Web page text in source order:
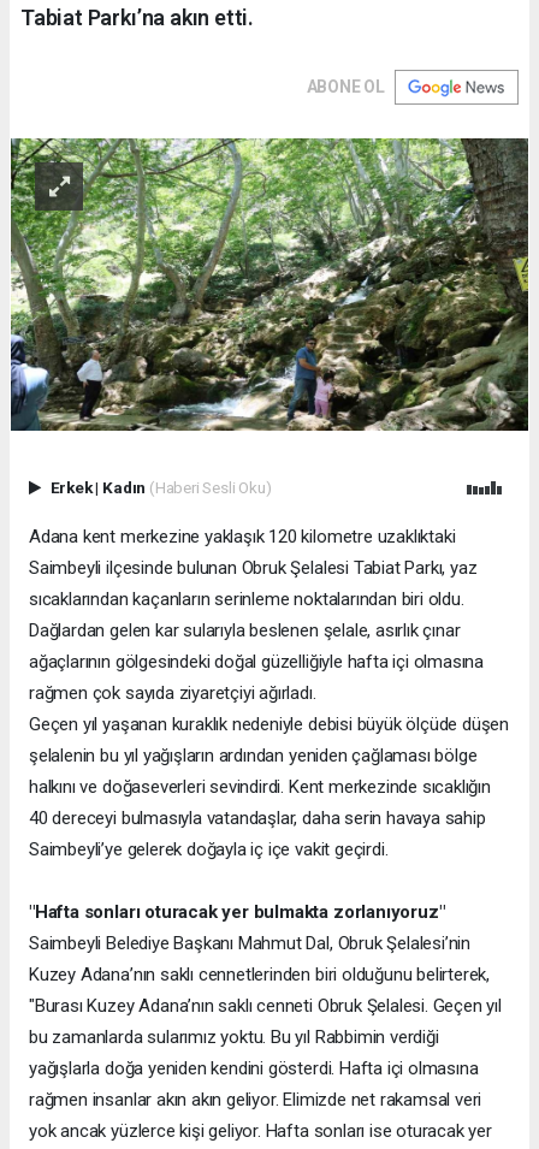
Tabiat Parkı’na akın etti.
ABONE OL
Erkek| Kadın (Haberi Sesli Oku)
Adana kent merkezine yaklaşık 120 kilometre uzaklıktaki
Saimbeyli ilçesinde bulunan Obruk Şelalesi Tabiat Parkı, yaz
sıcaklarından kaçanların serinleme noktalarından biri oldu.
Dağlardan gelen kar sularıyla beslenen şelale, asırlık çınar
ağaçlarının gölgesindeki doğal güzelliğiyle hafta içi olmasına
rağmen çok sayıda ziyaretçiyi ağırladı.
Geçen yıl yaşanan kuraklık nedeniyle debisi büyük ölçüde düşen
şelalenin bu yıl yağışların ardından yeniden çağlaması bölge
halkını ve doğaseverleri sevindirdi. Kent merkezinde sıcaklığın
40 dereceyi bulmasıyla vatandaşlar, daha serin havaya sahip
Saimbeyli’ye gelerek doğayla iç içe vakit geçirdi.
"Hafta sonları oturacak yer bulmakta zorlanıyoruz"
Saimbeyli Belediye Başkanı Mahmut Dal, Obruk Şelalesi’nin
Kuzey Adana’nın saklı cennetlerinden biri olduğunu belirterek,
"Burası Kuzey Adana’nın saklı cenneti Obruk Şelalesi. Geçen yıl
bu zamanlarda sularımız yoktu. Bu yıl Rabbimin verdiği
yağışlarla doğa yeniden kendini gösterdi. Hafta içi olmasına
rağmen insanlar akın akın geliyor. Elimizde net rakamsal veri
yok ancak yüzlerce kişi geliyor. Hafta sonları ise oturacak yer